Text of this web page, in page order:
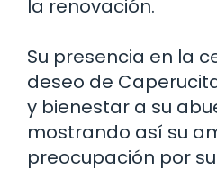
la renovación.
Su presencia en la
deseo de
y bienestar a su
mostrando así su
preocupación por